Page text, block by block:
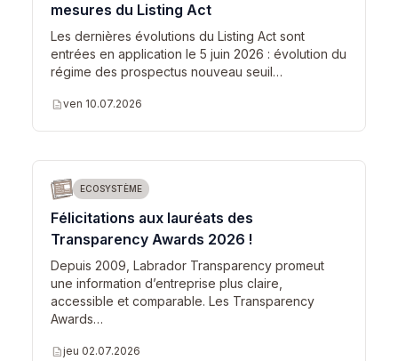
mesures du Listing Act
Les dernières évolutions du Listing Act sont
entrées en application le 5 juin 2026 : évolution du
régime des prospectus nouveau seuil…
descriptionven 10.07.2026
ECOSYSTÈME
Félicitations aux lauréats des
Transparency Awards 2026 !
Depuis 2009, Labrador Transparency promeut
une information d’entreprise plus claire,
accessible et comparable. Les Transparency
Awards…
descriptionjeu 02.07.2026